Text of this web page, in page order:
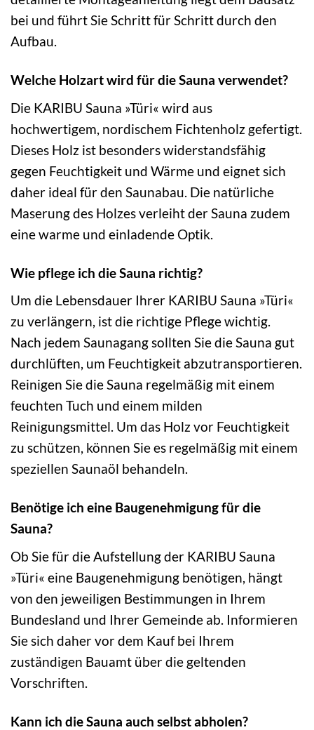
bei und führt Sie Schritt für Schritt durch den
Aufbau.
Welche Holzart wird für die Sauna verwendet?
Die KARIBU Sauna »Türi« wird aus
hochwertigem, nordischem Fichtenholz gefertigt.
Dieses Holz ist besonders widerstandsfähig
gegen Feuchtigkeit und Wärme und eignet sich
daher ideal für den Saunabau. Die natürliche
Maserung des Holzes verleiht der Sauna zudem
eine warme und einladende Optik.
Wie pflege ich die Sauna richtig?
Um die Lebensdauer Ihrer KARIBU Sauna »Türi«
zu verlängern, ist die richtige Pflege wichtig.
Nach jedem Saunagang sollten Sie die Sauna gut
durchlüften, um Feuchtigkeit abzutransportieren.
Reinigen Sie die Sauna regelmäßig mit einem
feuchten Tuch und einem milden
Reinigungsmittel. Um das Holz vor Feuchtigkeit
zu schützen, können Sie es regelmäßig mit einem
speziellen Saunaöl behandeln.
Benötige ich eine Baugenehmigung für die
Sauna?
Ob Sie für die Aufstellung der KARIBU Sauna
»Türi« eine Baugenehmigung benötigen, hängt
von den jeweiligen Bestimmungen in Ihrem
Bundesland und Ihrer Gemeinde ab. Informieren
Sie sich daher vor dem Kauf bei Ihrem
zuständigen Bauamt über die geltenden
Vorschriften.
Kann ich die Sauna auch selbst abholen?